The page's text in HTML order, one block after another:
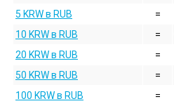
5 KRW в RUB
=
10 KRW в RUB
=
20 KRW в RUB
=
50 KRW в RUB
=
100 KRW в RUB
=